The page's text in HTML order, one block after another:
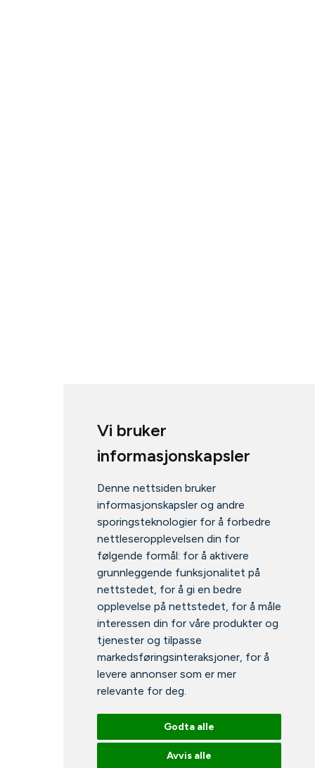
Vi bruker
informasjonskapsler
Denne nettsiden bruker
informasjonskapsler og andre
sporingsteknologier for å forbedre
nettleseropplevelsen din for
følgende formål: for å aktivere
grunnleggende funksjonalitet på
nettstedet, for å gi en bedre
opplevelse på nettstedet, for å måle
interessen din for våre produkter og
tjenester og tilpasse
markedsføringsinteraksjoner, for å
levere annonser som er mer
relevante for deg.
Godta alle
Avvis alle